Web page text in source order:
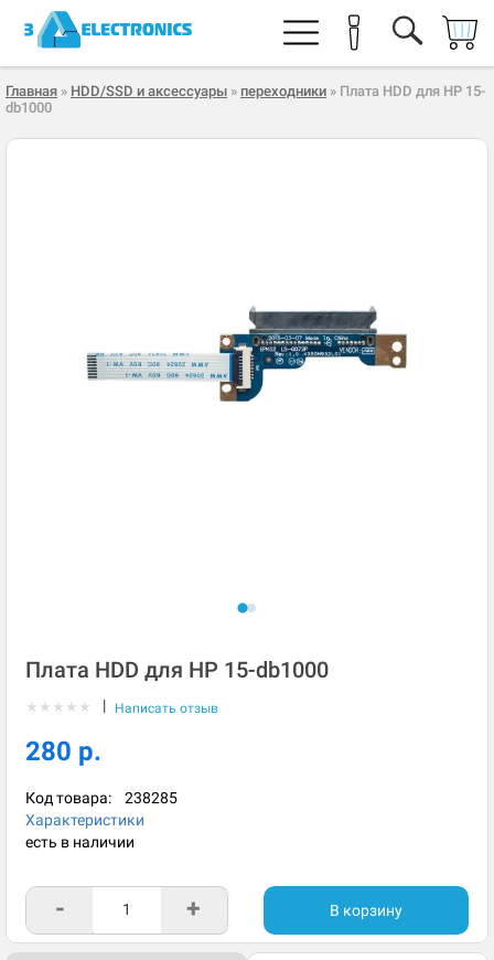
Главная » HDD/SSD и аксессуары » переходники » Плата HDD для HP 15-
db1000
Плата HDD для HP 15-db1000
★ ★ ★ ★ ★ | Написать отзыв
280 р.
Код товара: 238285
Характеристики
есть в наличии
- + В корзину